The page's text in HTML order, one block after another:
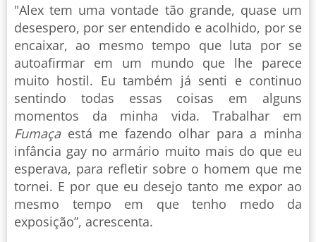
"Alex tem uma vontade tão grande, quase um
desespero, por ser entendido e acolhido, por se
encaixar, ao mesmo tempo que luta por se
autoafirmar em um mundo que lhe parece
muito hostil. Eu também já senti e continuo
sentindo todas essas coisas em alguns
momentos da minha vida. Trabalhar em
Fumaçaestá me fazendo olhar para a minha
infância gay no armário muito mais do que eu
esperava, para refletir sobre o homem que me
tornei. E por que eu desejo tanto me expor ao
mesmo tempo em que tenho medo da
exposição”, acrescenta.